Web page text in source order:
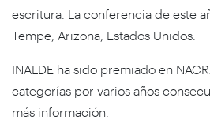
escritura. La conferencia de este
Tempe, Arizona, Estados Unidos.
INALDE ha sido premiado en
categorías por varios años
más información.